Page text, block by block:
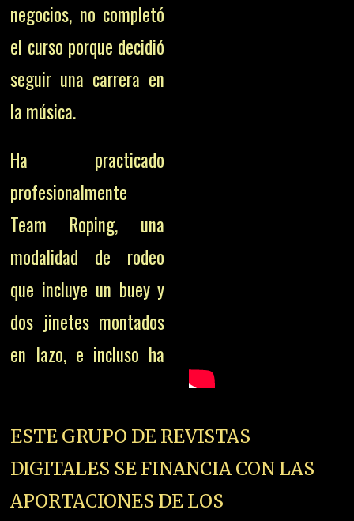
negocios, no completó
el curso porque decidió
seguir una carrera en
la música.
Ha practicado
profesionalmente
Team Roping, una
modalidad de rodeo
que incluye un buey y
dos jinetes montados
en lazo, e incluso ha
ESTE GRUPO DE REVISTAS
DIGITALES SE FINANCIA CON LAS
APORTACIONES DE LOS